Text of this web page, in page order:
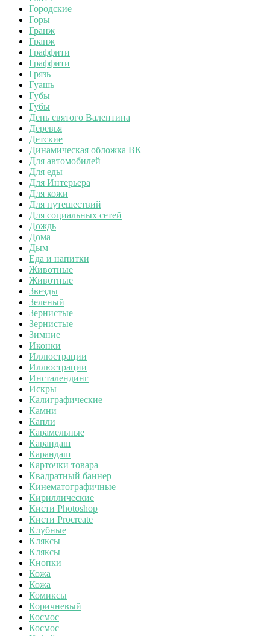
Городские
Горы
Гранж
Гранж
Граффити
Граффити
Грязь
Гуашь
Губы
Губы
День святого Валентина
Деревья
Детские
Динамическая обложка ВК
Для автомобилей
Для еды
Для Интерьера
Для кожи
Для путешествий
Для социальных сетей
Дождь
Дома
Дым
Еда и напитки
Животные
Животные
Звезды
Зеленый
Зернистые
Зернистые
Зимние
Иконки
Иллюстрации
Иллюстрации
Инсталендинг
Искры
Калиграфические
Камни
Капли
Карамельные
Карандаш
Карандаш
Карточки товара
Квадратный баннер
Кинематографичные
Кириллические
Кисти Photoshop
Кисти Procreate
Клубные
Кляксы
Кляксы
Кнопки
Кожа
Кожа
Комиксы
Коричневый
Космос
Космос